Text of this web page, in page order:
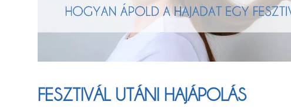
FESZTIVÁL UTÁNI HAJÁPOLÁS